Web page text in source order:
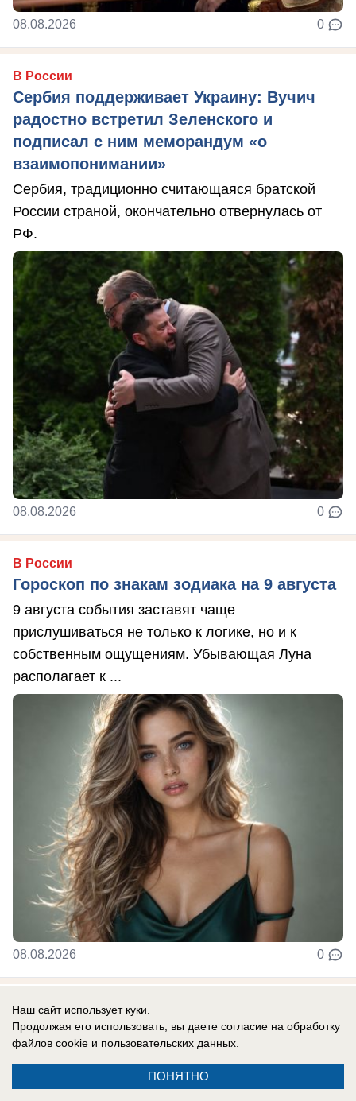
08.08.2026 0
В России
Сербия поддерживает Украину: Вучич
радостно встретил Зеленского и
подписал с ним меморандум «о
взаимопонимании»
Сербия, традиционно считающаяся братской
России страной, окончательно отвернулась от
РФ.
08.08.2026 0
В России
Гороскоп по знакам зодиака на 9 августа
9 августа события заставят чаще
прислушиваться не только к логике, но и к
собственным ощущениям. Убывающая Луна
располагает к ...
08.08.2026 0
В России
Одесса в огне: ВС РФ уничтожают
украинские корабли и порты
Армия России продолжает наносить системные
Наш сайт использует куки.
Продолжая его использовать, вы даете согласие на обработку
файлов cookie и пользовательских данных.
ПОНЯТНО